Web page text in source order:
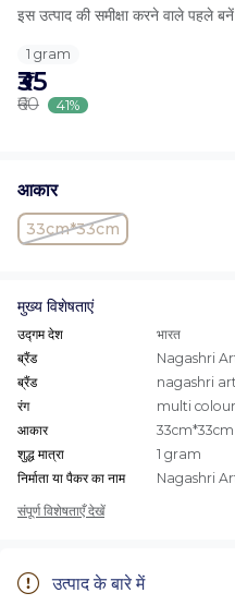
इस उत्पाद की समीक्षा करने वाले पहले बनें
1 gram
₹35
₹60 41%
आकार
33cm*33cm
मुख्य विशेषताएं
उद्गम देश
भारत
ब्रैंड
Nagashri
ब्रैंड
nagashri
रंग
multi colour
आकार
33cm*33cm
शुद्ध मात्रा
1 gram
निर्माता या पैकर का नाम
Nagashri
संपूर्ण विशेषताएँ देखें
उत्पाद के बारे में